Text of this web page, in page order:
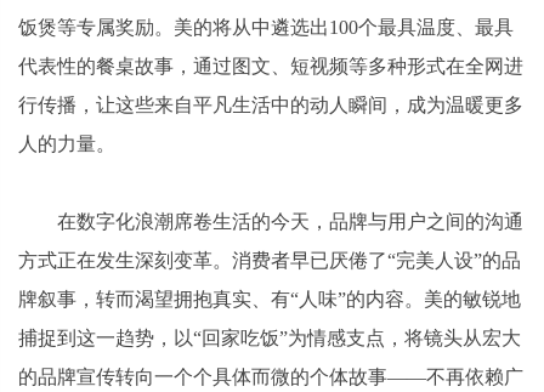
饭煲等专属奖励。美的将从中遴选出100个最具温度、最具
代表性的餐桌故事，通过图文、短视频等多种形式在全网进
行传播，让这些来自平凡生活中的动人瞬间，成为温暖更多
人的力量。
在数字化浪潮席卷生活的今天，品牌与用户之间的沟通
方式正在发生深刻变革。消费者早已厌倦了“完美人设”的品
牌叙事，转而渴望拥抱真实、有“人味”的内容。美的敏锐地
捕捉到这一趋势，以“回家吃饭”为情感支点，将镜头从宏大
的品牌宣传转向一个个具体而微的个体故事——不再依赖广